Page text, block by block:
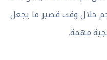
خلال وقت قصير ما يجعل
مهمة.